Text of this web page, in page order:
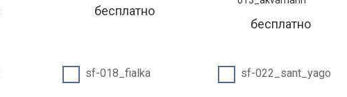
бесплатно
бесплатно
sf-018_fialka sf-022_sant_yago